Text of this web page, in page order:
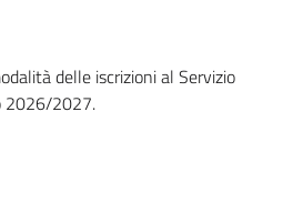
delle iscrizioni al Servizio
2026/2027.